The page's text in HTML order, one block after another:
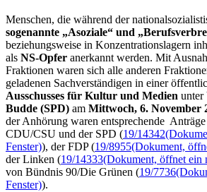
Menschen, die während der
sogenannte „Asoziale“ und
beziehungsweise in Konzentrationslagern
als NS-Opfer anerkannt werden. Mit
Fraktionen waren sich alle anderen
geladenen Sachverständigen in einer
Ausschusses für Kultur und Medien unter
Budde (SPD) am Mittwoch, 6. November
der Anhörung waren entsprechende
CDU/CSU und der SPD (19/14342
Fenster)), der FDP (19/8955(Dokument,
der Linken (19/14333(Dokument, öffnet ein
von Bündnis 90/Die Grünen (19/7736
Fenster)).